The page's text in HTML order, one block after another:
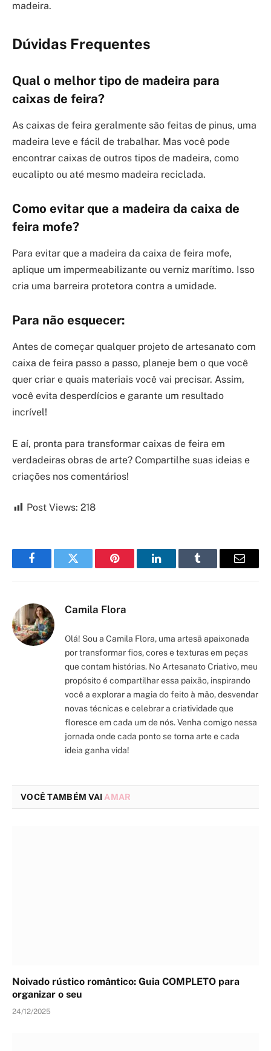
madeira.
Dúvidas Frequentes
Qual o melhor tipo de madeira para
caixas de feira?
As caixas de feira geralmente são feitas de pinus, uma
madeira leve e fácil de trabalhar. Mas você pode
encontrar caixas de outros tipos de madeira, como
eucalipto ou até mesmo madeira reciclada.
Como evitar que a madeira da caixa de
feira mofe?
Para evitar que a madeira da caixa de feira mofe,
aplique um impermeabilizante ou verniz marítimo. Isso
cria uma barreira protetora contra a umidade.
Para não esquecer:
Antes de começar qualquer projeto de artesanato com
caixa de feira passo a passo, planeje bem o que você
quer criar e quais materiais você vai precisar. Assim,
você evita desperdícios e garante um resultado
incrível!
E aí, pronta para transformar caixas de feira em
verdadeiras obras de arte? Compartilhe suas ideias e
criações nos comentários!
Post Views: 218
FacebookTwitter Pinterest LinkedInTumblr Email
Camila Flora
Olá! Sou a Camila Flora, uma artesã apaixonada
por transformar fios, cores e texturas em peças
que contam histórias. No Artesanato Criativo, meu
propósito é compartilhar essa paixão, inspirando
você a explorar a magia do feito à mão, desvendar
novas técnicas e celebrar a criatividade que
floresce em cada um de nós. Venha comigo nessa
jornada onde cada ponto se torna arte e cada
ideia ganha vida!
VOCÊ TAMBÉM VAI AMAR
Noivado rústico romântico: Guia COMPLETO para
organizar o seu
24/12/2025